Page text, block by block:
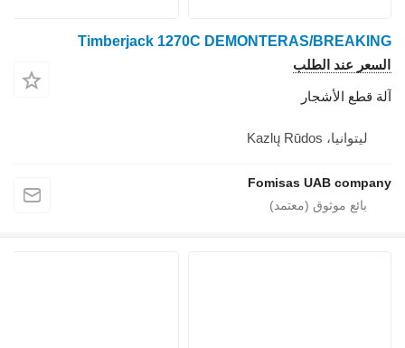
Timberjack 1270C DEMONTERAS/BREAKING
السعر عند الطلب
آلة قطع الأشجار
ليتوانيا، Kazlų Rūdos
Fomisas UAB company